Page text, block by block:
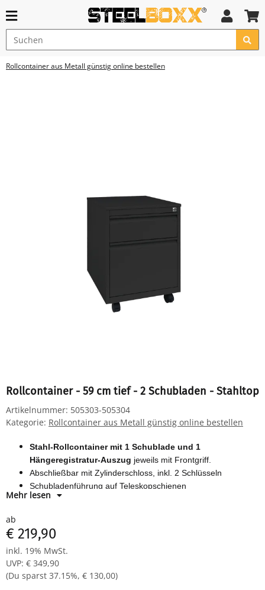
Rollcontainer aus Metall günstig online bestellen
Rollcontainer - 59 cm tief - 2 Schubladen - Stahltop
Artikelnummer: 505303-505304
Kategorie: Rollcontainer aus Metall günstig online bestellen
Stahl-Rollcontainer mit 1 Schublade und 1
Hängeregistratur-Auszug jeweils mit Frontgriff.
Abschließbar mit Zylinderschloss, inkl. 2 Schlüsseln
Schubladenführung auf Teleskopschienen
Schubladentiefe 550 mm
Maße: 610 x 460 x 590 mm (HxBxT)
Mehr lesen
ab
€ 219,90
inkl. 19% MwSt.
UVP: € 349,90
(Du sparst 37.15%, € 130,00)